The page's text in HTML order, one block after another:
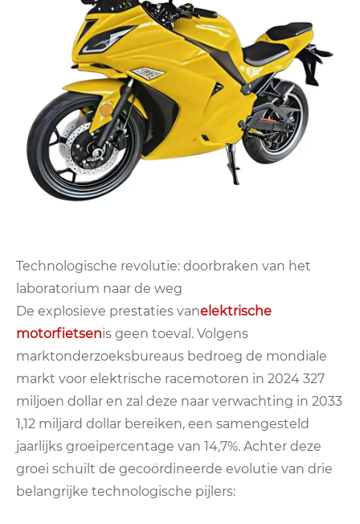
Technologische revolutie: doorbraken van het
laboratorium naar de weg
De explosieve prestaties vanelektrische
motorfietsenis geen toeval. Volgens
marktonderzoeksbureaus bedroeg de mondiale
markt voor elektrische racemotoren in 2024 327
miljoen dollar en zal deze naar verwachting in 2033
1,12 miljard dollar bereiken, een samengesteld
jaarlijks groeipercentage van 14,7%. Achter deze
groei schuilt de gecoördineerde evolutie van drie
belangrijke technologische pijlers: